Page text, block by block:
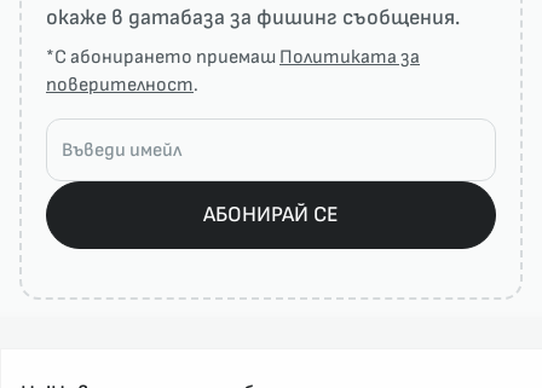
окаже в датабаза за фишинг съобщения.
*С абонирането приемаш Политиката за
поверителност.
АБОНИРАЙ СЕ